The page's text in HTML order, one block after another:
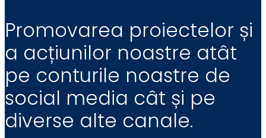
Promovarea proiectelor și
a acțiunilor noastre atât
pe conturile noastre de
social media cât și pe
diverse alte canale.